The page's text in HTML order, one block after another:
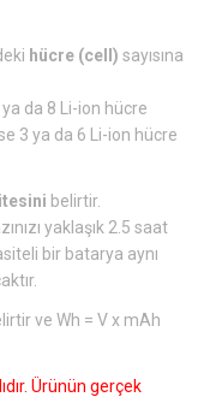
hücre (cell) sayısına
da 8 Li-ion hücre
3 ya da 6 Li-ion hücre
belirtir.
yaklaşık 2.5 saat
bir batarya aynı
ve Wh = V x mAh
Ürünün gerçek